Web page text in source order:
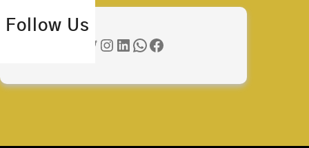
Follow Us
Instagram LinkedIn WhatsApp Facebook